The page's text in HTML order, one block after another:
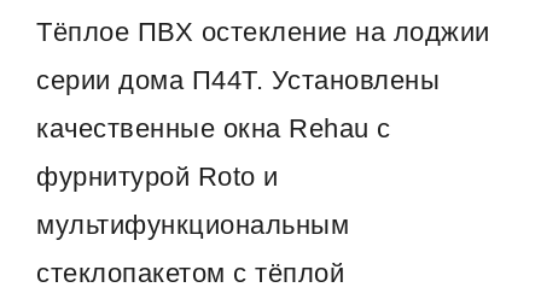
Тёплое ПВХ остекление на лоджии
серии дома П44Т. Установлены
качественные окна Rehau с
фурнитурой Roto и
мультифункциональным
стеклопакетом с тёплой